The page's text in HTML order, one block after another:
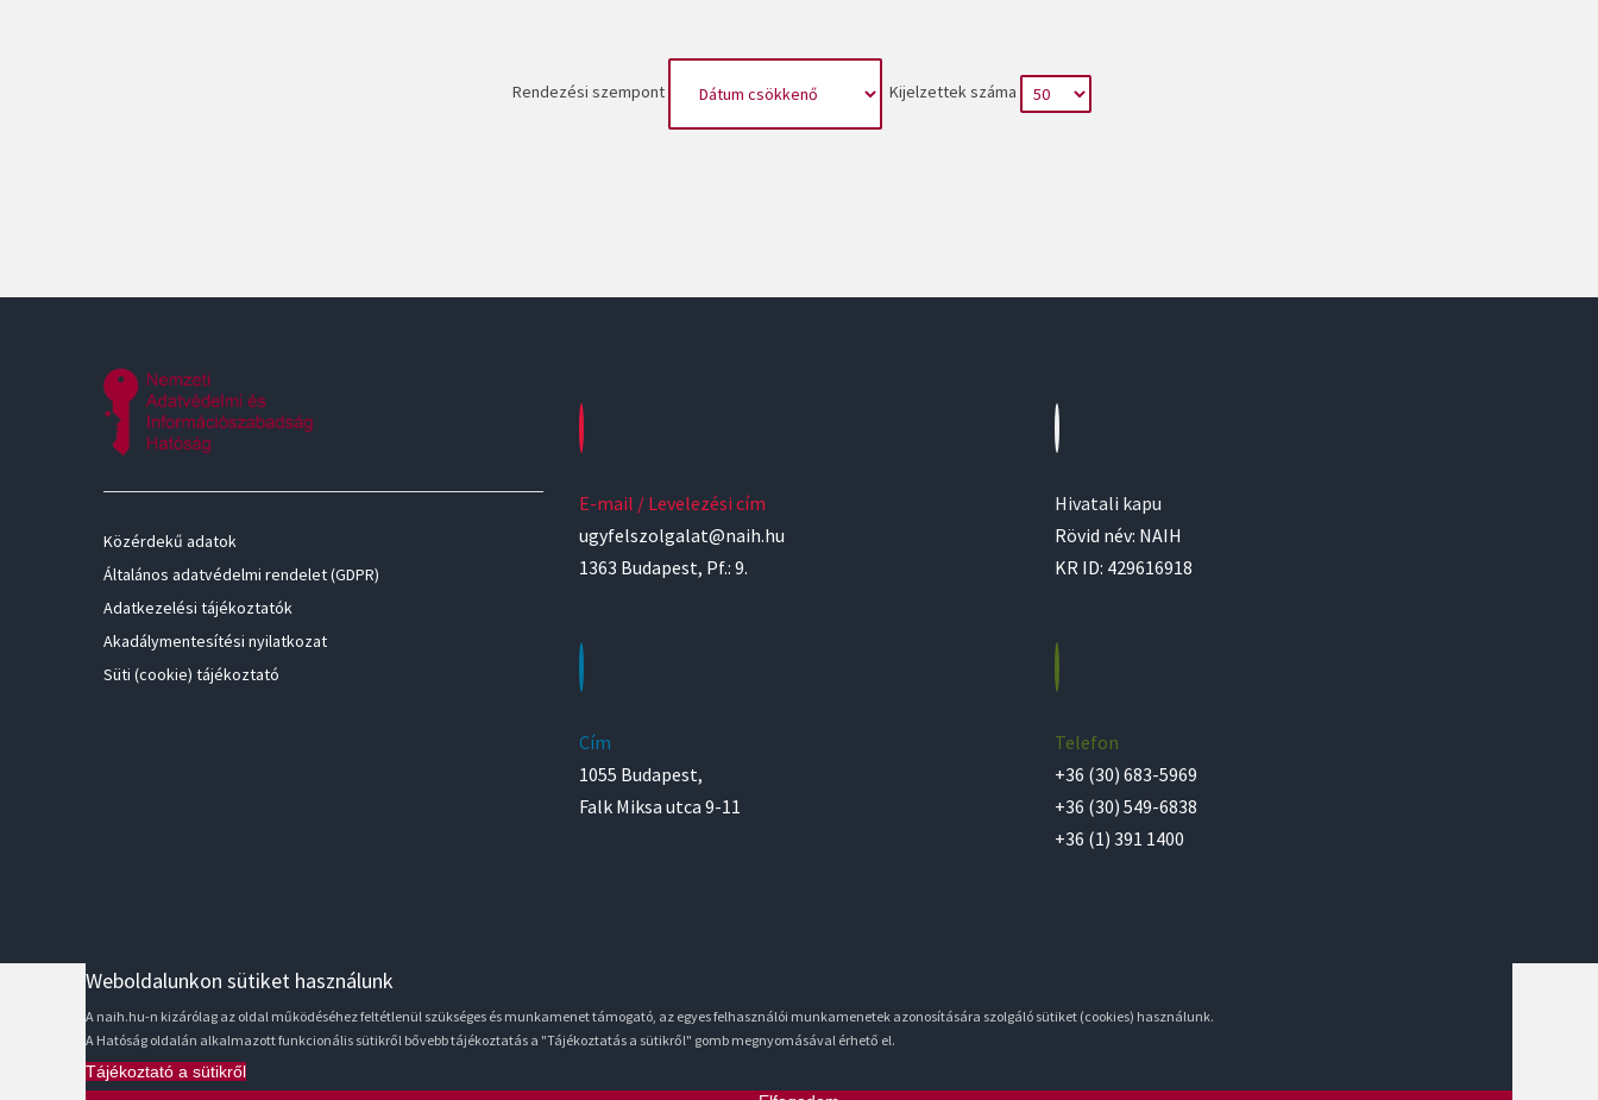
Rendezési szempont Kijelzettek száma
Közérdekű adatok
Általános adatvédelmi rendelet (GDPR)
Adatkezelési tájékoztatók
Akadálymentesítési nyilatkozat
Süti (cookie) tájékoztató
E-mail / Levelezési cím
ugyfelszolgalat@naih.hu
1363 Budapest, Pf.: 9.
Cím
1055 Budapest,
Falk Miksa utca 9-11
Hivatali kapu
Rövid név: NAIH
KR ID: 429616918
Telefon
+36 (30) 683-5969
+36 (30) 549-6838
+36 (1) 391 1400
Weboldalunkon sütiket használunk
A naih.hu-n kizárólag az oldal működéséhez feltétlenül szükséges és munkamenet támogató, az egyes felhasználói munkamenetek azonosítására szolgáló sütiket (cookies) használunk.
A Hatóság oldalán alkalmazott funkcionális sütikről bővebb tájékoztatás a "Tájékoztatás a sütikről" gomb megnyomásával érhető el.
Tájékoztató a sütikről